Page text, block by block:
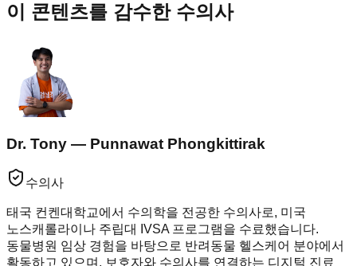
이 콘텐츠를 감수한 수의사
Dr. Tony — Punnawat Phongkittirak
수의사
태국 컨켄대학교에서 수의학을 전공한 수의사로, 미국
노스캐롤라이나 주립대 IVSA 프로그램을 수료했습니다.
동물병원 임상 경험을 바탕으로 반려동물 헬스케어 분야에서
활동하고 있으며, 보호자와 수의사를 연결하는 디지털 진료